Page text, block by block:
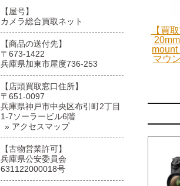
【買
マウ
【屋号】
カメラ総合買取ネット
【商品の送付先】
〒673-1422
兵庫県加東市屋度736-253
【店頭買取窓口住所】
〒651-0097
兵庫県神戸市中央区布引町2丁目
1-7ソーラービル6階
» アクセスマップ
【古物営業許可】
兵庫県公安委員会
631122000018号